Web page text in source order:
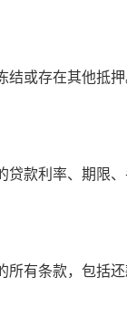
或存在其他抵押
款利率、期限、
所有条款，包括